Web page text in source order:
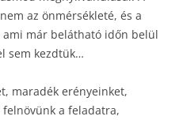
az önmérsékleté, és a
már belátható időn belül
sem kezdtük…
maradék erényeinket,
a feladatra,